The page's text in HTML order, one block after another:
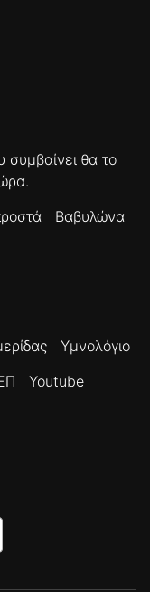
θα το
Βαβυλώνα
Υμνολόγιο
Youtube